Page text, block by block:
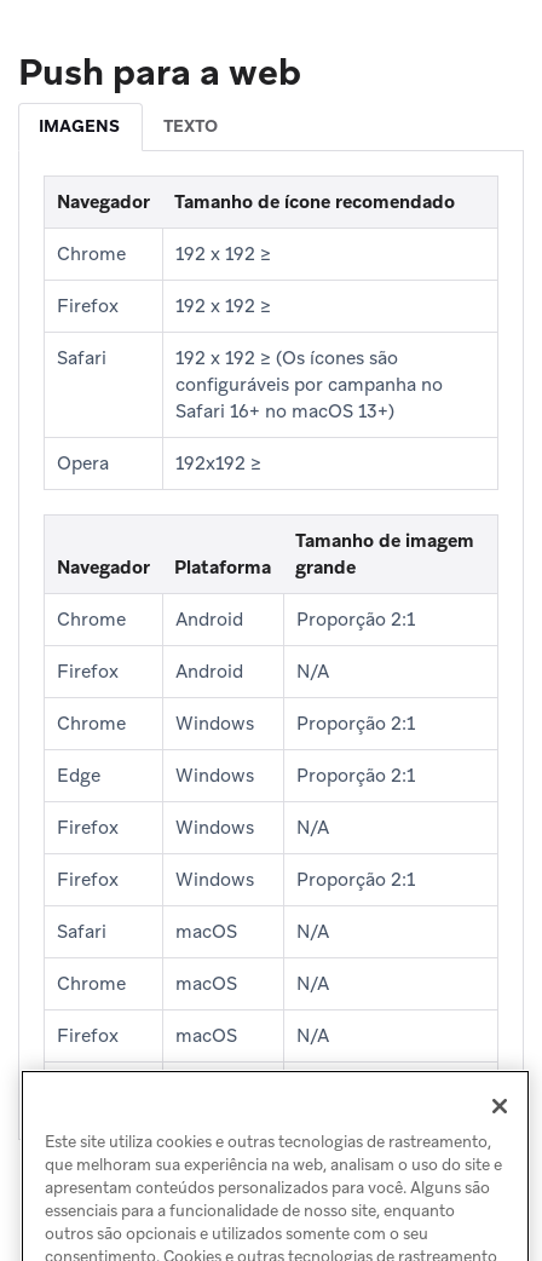
Push para a web
IMAGENS TEXTO
Navegador Tamanho de ícone recomendado
Chrome 192 x 192 ≥
Firefox 192 x 192 ≥
Safari
192 x 192 ≥ (Os ícones são
configuráveis por campanha no
Safari 16+ no macOS 13+)
Opera 192x192 ≥
Navegador Plataforma
Tamanho de imagem
grande
Chrome Android Proporção 2:1
Firefox Android N/A
Chrome Windows Proporção 2:1
Edge Windows Proporção 2:1
Firefox Windows N/A
Firefox Windows Proporção 2:1
Safari macOS N/A
Chrome macOS N/A
Firefox macOS N/A
Este site utiliza cookies e outras tecnologias de rastreamento,
que melhoram sua experiência na web, analisam o uso do site e
apresentam conteúdos personalizados para você. Alguns são
essenciais para a funcionalidade de nosso site, enquanto
outros são opcionais e utilizados somente com o seu